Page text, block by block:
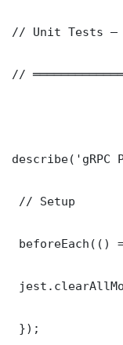
// Unit Tests —
//
// Setup
beforeEach(()
});